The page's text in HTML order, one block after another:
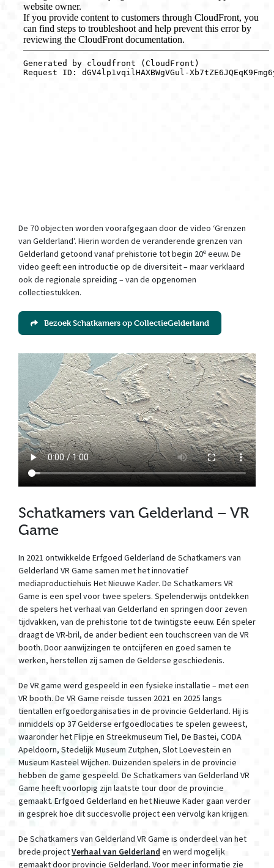
De 70 objecten worden voorafgegaan door de video ‘Grenzen
van Gelderland’. Hierin worden de veranderende grenzen van
Gelderland getoond vanaf prehistorie tot begin 20e eeuw. De
video geeft een introductie op de diversiteit – maar verklaard
ook de regionale spreiding – van de opgenomen
collectiestukken.
Bezoek Schatkamers op CollectieGelderland
Schatkamers van Gelderland – VR
Game
In 2021 ontwikkelde Erfgoed Gelderland de Schatkamers van
Gelderland VR Game samen met het innovatief
mediaproductiehuis Het Nieuwe Kader. De Schatkamers VR
Game is een spel voor twee spelers. Spelenderwijs ontdekken
de spelers het verhaal van Gelderland en springen door zeven
tijdvakken, van de prehistorie tot de twintigste eeuw. Eén speler
draagt de VR-bril, de ander bedient een touchscreen van de VR
booth. Door aanwijzingen te ontcijferen en goed samen te
werken, herstellen zij samen de Gelderse geschiedenis.
De VR game werd gespeeld in een fysieke installatie – met een
VR booth. De VR Game reisde tussen 2021 en 2025 langs
tientallen erfgoedorganisaties in de provincie Gelderland. Hij is
inmiddels op 37 Gelderse erfgoedlocaties te spelen geweest,
waaronder het Flipje en Streekmuseum Tiel, De Bastei, CODA
Apeldoorn, Stedelijk Museum Zutphen, Slot Loevestein en
Museum Kasteel Wijchen. Duizenden spelers in de provincie
hebben de game gespeeld. De Schatkamers van Gelderland VR
Game heeft voorlopig zijn laatste tour door de provincie
gemaakt. Erfgoed Gelderland en het Nieuwe Kader gaan verder
in gesprek hoe dit succesvolle project een vervolg kan krijgen.
De Schatkamers van Gelderland VR Game is onderdeel van het
brede projectVerhaal van Gelderland en werd mogelijk
gemaakt door provincie Gelderland. Voor meer informatie zie